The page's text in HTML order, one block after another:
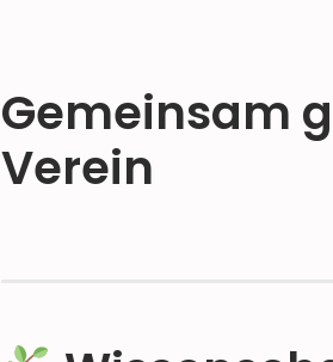
Gemeinsam
Verein